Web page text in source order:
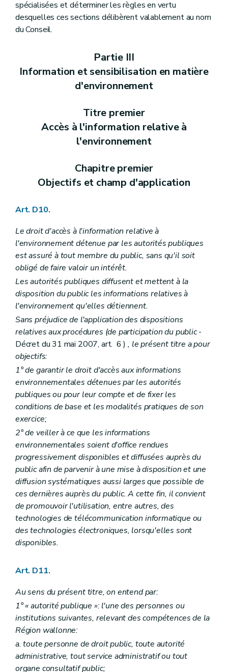
Partie VI Conventions environnementales
Annexe
Annexe
Annexe
spécialisées et déterminer les règles en vertu
desquelles ces sections délibèrent valablement au nom
du Conseil.
Partie III
Information et sensibilisation en matière
d'environnement
Titre premier
Accès à l'information relative à
l'environnement
Chapitre premier
Objectifs et champ d'application
Art. D10.
Le droit d'accès à l'information relative à
l'environnement détenue par les autorités publiques
est assuré à tout membre du public, sans qu'il soit
obligé de faire valoir un intérêt.
Les autorités publiques diffusent et mettent à la
disposition du public les informations relatives à
l'environnement qu'elles détiennent.
Sans préjudice de l'application des dispositions
relatives aux procédures (de participation du public-
Décret du 31 mai 2007, art. 6 ), le présent titre a pour
objectifs:
1° de garantir le droit d'accès aux informations
environnementales détenues par les autorités
publiques ou pour leur compte et de fixer les
conditions de base et les modalités pratiques de son
exercice;
2° de veiller à ce que les informations
environnementales soient d'office rendues
progressivement disponibles et diffusées auprès du
public afin de parvenir à une mise à disposition et une
diffusion systématiques aussi larges que possible de
ces dernières auprès du public. A cette fin, il convient
de promouvoir l'utilisation, entre autres, des
technologies de télécommunication informatique ou
des technologies électroniques, lorsqu'elles sont
disponibles.
Art. D11.
Au sens du présent titre, on entend par:
1° « autorité publique »: l'une des personnes ou
institutions suivantes, relevant des compétences de la
Région wallonne:
a. toute personne de droit public, toute autorité
administrative, tout service administratif ou tout
organe consultatif public;